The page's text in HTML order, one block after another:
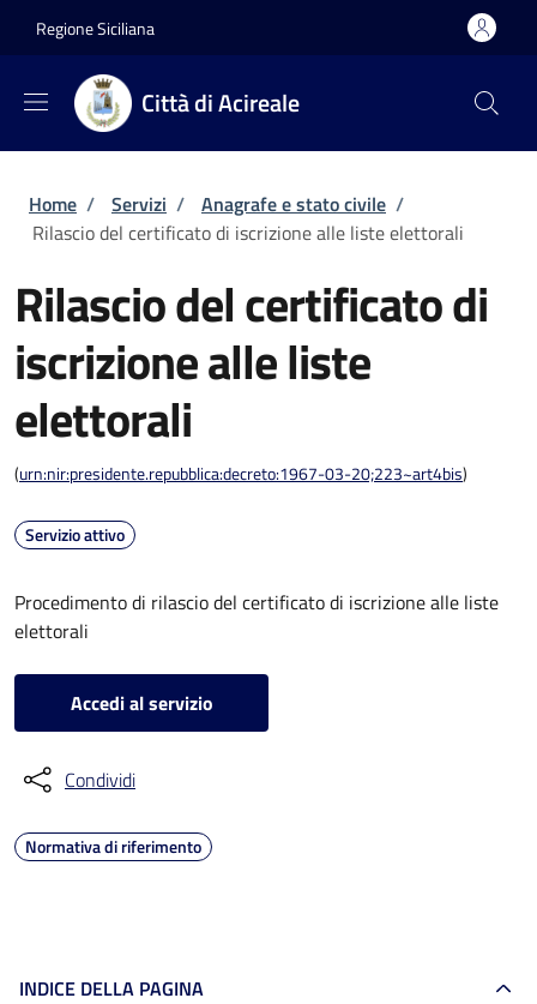
Regione Siciliana
Città di Acireale
Briciole di pane
Home / Servizi / Anagrafe e stato civile /
Rilascio del certificato di iscrizione alle liste elettorali
Rilascio del certificato di
iscrizione alle liste
elettorali
(urn:nir:presidente.repubblica:decreto:1967-03-20;223~art4bis)
Servizio attivo
Procedimento di rilascio del certificato di iscrizione alle liste
elettorali
Accedi al servizio
Condividi
Normativa di riferimento
INDICE DELLA PAGINA